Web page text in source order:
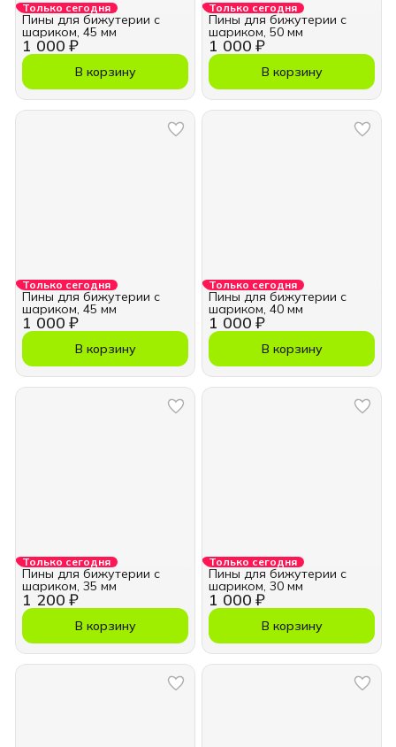
Только сегодня
1 000 ₽
Пины для бижутерии с
шариком, 45 мм
В корзину
Только сегодня
1 000 ₽
Пины для бижутерии с
шариком, 50 мм
В корзину
Только сегодня
1 000 ₽
Пины для бижутерии с
шариком, 45 мм
В корзину
Только сегодня
1 000 ₽
Пины для бижутерии с
шариком, 40 мм
В корзину
Только сегодня
1 200 ₽
Пины для бижутерии с
шариком, 35 мм
В корзину
Только сегодня
1 000 ₽
Пины для бижутерии с
шариком, 30 мм
В корзину